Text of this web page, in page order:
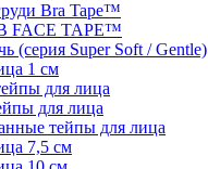
Bra Tape™
FACE TAPE™
(серия Super Soft / Gentle)
1 см
для лица
для лица
тейпы для лица
7,5 см